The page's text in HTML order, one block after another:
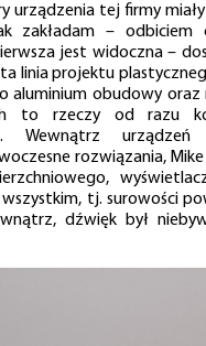
urządzenia tej firmy miały
zakładam – odbiciem
jest widoczna –
linia projektu
aluminium obudowy
to rzeczy od razu
Wewnątrz
rozwiązania,
tj. surowości
dźwięk był